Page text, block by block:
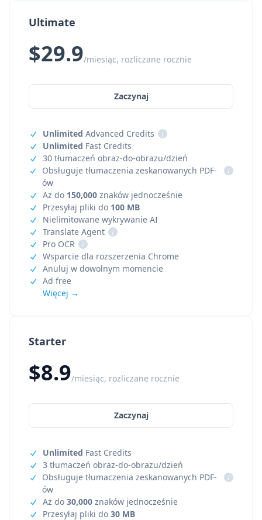
Starter
$8.9/miesiąc, rozliczane rocznie
Zaczynaj
Unlimited Fast Credits
3 tłumaczeń obraz-do-obrazu/dzień
Obsługuje tłumaczenia zeskanowanych PDF-
ów
i
Aż do 30,000 znaków jednocześnie
Przesyłaj pliki do 30 MB
Ultimate
$29.9/miesiąc, rozliczane rocznie
Zaczynaj
Unlimited Advanced Credits
i
Unlimited Fast Credits
30 tłumaczeń obraz-do-obrazu/dzień
Obsługuje tłumaczenia zeskanowanych PDF-
ów
i
Aż do 150,000 znaków jednocześnie
Przesyłaj pliki do 100 MB
Nielimitowane wykrywanie AI
Translate Agent
i
Pro OCR
i
Wsparcie dla rozszerzenia Chrome
Anuluj w dowolnym momencie
Ad free
Więcej →